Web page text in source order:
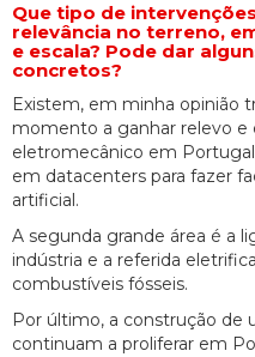
Que tipo de
relevância no terreno,
e escala? Pode dar
concretos?
Existem, em minha opinião
momento a ganhar relevo e
eletromecânico em
em datacenters para fazer
artificial.
A segunda grande área é a
indústria e a referida
combustíveis fósseis.
Por último, a construção de
continuam a proliferar em